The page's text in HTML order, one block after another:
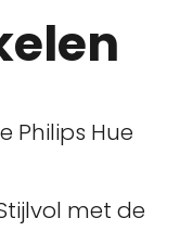
Philips Hue
met de